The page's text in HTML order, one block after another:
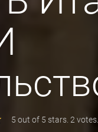
5 out of 5 stars. 2 votes.